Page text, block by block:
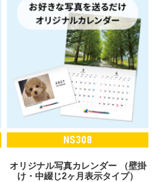
NS308
オリジナル写真カレンダー （壁掛
け・中綴じ2ヶ月表示タイプ）